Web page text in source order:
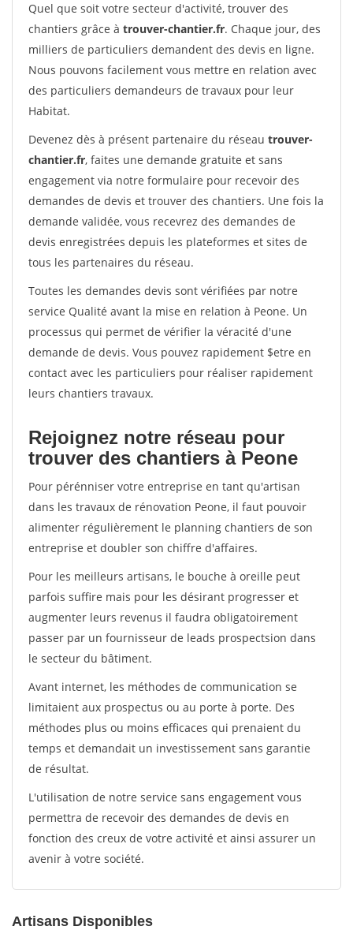
Quel que soit votre secteur d'activité, trouver des
chantiers grâce à trouver-chantier.fr. Chaque jour, des
milliers de particuliers demandent des devis en ligne.
Nous pouvons facilement vous mettre en relation avec
des particuliers demandeurs de travaux pour leur
Habitat.
Devenez dès à présent partenaire du réseau trouver-
chantier.fr, faites une demande gratuite et sans
engagement via notre formulaire pour recevoir des
demandes de devis et trouver des chantiers. Une fois la
demande validée, vous recevrez des demandes de
devis enregistrées depuis les plateformes et sites de
tous les partenaires du réseau.
Toutes les demandes devis sont vérifiées par notre
service Qualité avant la mise en relation à Peone. Un
processus qui permet de vérifier la véracité d'une
demande de devis. Vous pouvez rapidement $etre en
contact avec les particuliers pour réaliser rapidement
leurs chantiers travaux.
Rejoignez notre réseau pour
trouver des chantiers à Peone
Pour pérénniser votre entreprise en tant qu'artisan
dans les travaux de rénovation Peone, il faut pouvoir
alimenter régulièrement le planning chantiers de son
entreprise et doubler son chiffre d'affaires.
Pour les meilleurs artisans, le bouche à oreille peut
parfois suffire mais pour les désirant progresser et
augmenter leurs revenus il faudra obligatoirement
passer par un fournisseur de leads prospectsion dans
le secteur du bâtiment.
Avant internet, les méthodes de communication se
limitaient aux prospectus ou au porte à porte. Des
méthodes plus ou moins efficaces qui prenaient du
temps et demandait un investissement sans garantie
de résultat.
L'utilisation de notre service sans engagement vous
permettra de recevoir des demandes de devis en
fonction des creux de votre activité et ainsi assurer un
avenir à votre société.
Artisans Disponibles